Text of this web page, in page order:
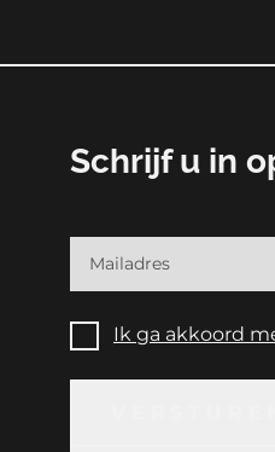
Schrijf u in
Ik ga akkoord